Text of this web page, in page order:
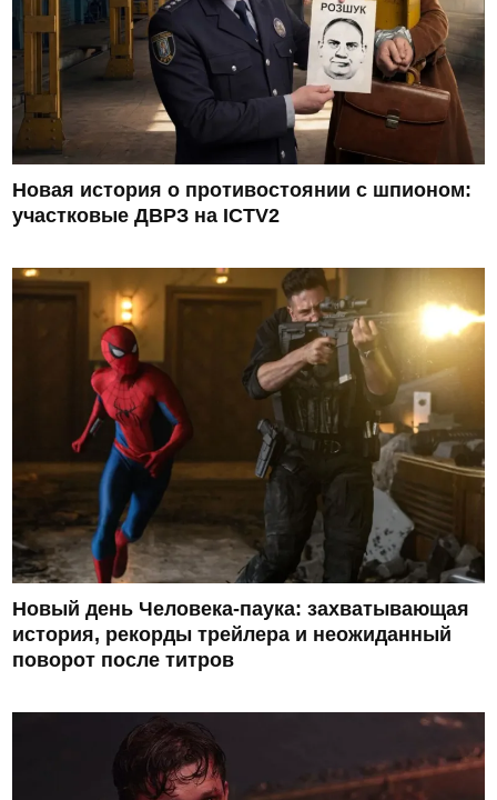
Новая история о противостоянии с шпионом:
участковые ДВРЗ на ICTV2
Новый день Человека-паука: захватывающая
история, рекорды трейлера и неожиданный
поворот после титров